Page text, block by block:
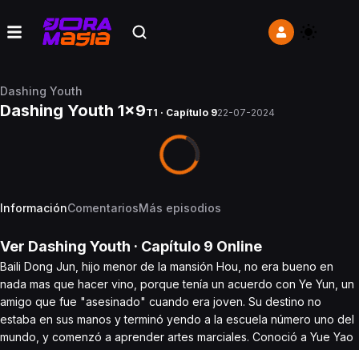
Dashing Youth
Dashing Youth 1x9T1 · Capítulo 922-07-2024
InformaciónComentariosMás episodios
Ver Dashing Youth · Capítulo 9 Online
Baili Dong Jun, hijo menor de la mansión Hou, no era bueno en
nada mas que hacer vino, porque tenía un acuerdo con Ye Yun, un
amigo que fue "asesinado" cuando era joven. Su destino no
estaba en sus manos y terminó yendo a la escuela número uno del
mundo, y comenzó a aprender artes marciales. Conoció a Yue Yao